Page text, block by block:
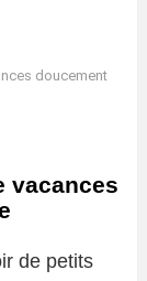
doucement
vacances
de petits